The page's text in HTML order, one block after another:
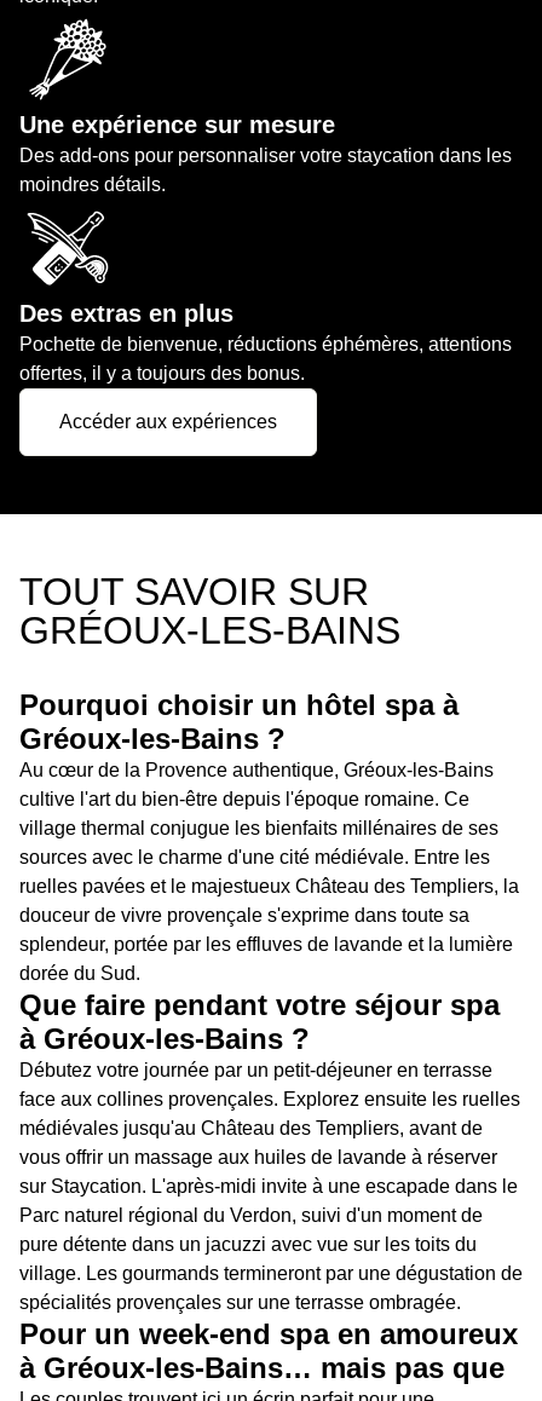
Une expérience sur mesure
Des add-ons pour personnaliser votre staycation dans les
moindres détails.
Des extras en plus
Pochette de bienvenue, réductions éphémères, attentions
offertes, il y a toujours des bonus.
Accéder aux expériences
TOUT SAVOIR SUR
GRÉOUX-LES-BAINS
Pourquoi choisir un hôtel spa à
Gréoux-les-Bains ?
Au cœur de la Provence authentique, Gréoux-les-Bains
cultive l'art du bien-être depuis l'époque romaine. Ce
village thermal conjugue les bienfaits millénaires de ses
sources avec le charme d'une cité médiévale. Entre les
ruelles pavées et le majestueux Château des Templiers, la
douceur de vivre provençale s'exprime dans toute sa
splendeur, portée par les effluves de lavande et la lumière
dorée du Sud.
Que faire pendant votre séjour spa
à Gréoux-les-Bains ?
Débutez votre journée par un petit-déjeuner en terrasse
face aux collines provençales. Explorez ensuite les ruelles
médiévales jusqu'au Château des Templiers, avant de
vous offrir un massage aux huiles de lavande à réserver
sur Staycation. L'après-midi invite à une escapade dans le
Parc naturel régional du Verdon, suivi d'un moment de
pure détente dans un jacuzzi avec vue sur les toits du
village. Les gourmands termineront par une dégustation de
spécialités provençales sur une terrasse ombragée.
Pour un week-end spa en amoureux
à Gréoux-les-Bains… mais pas que